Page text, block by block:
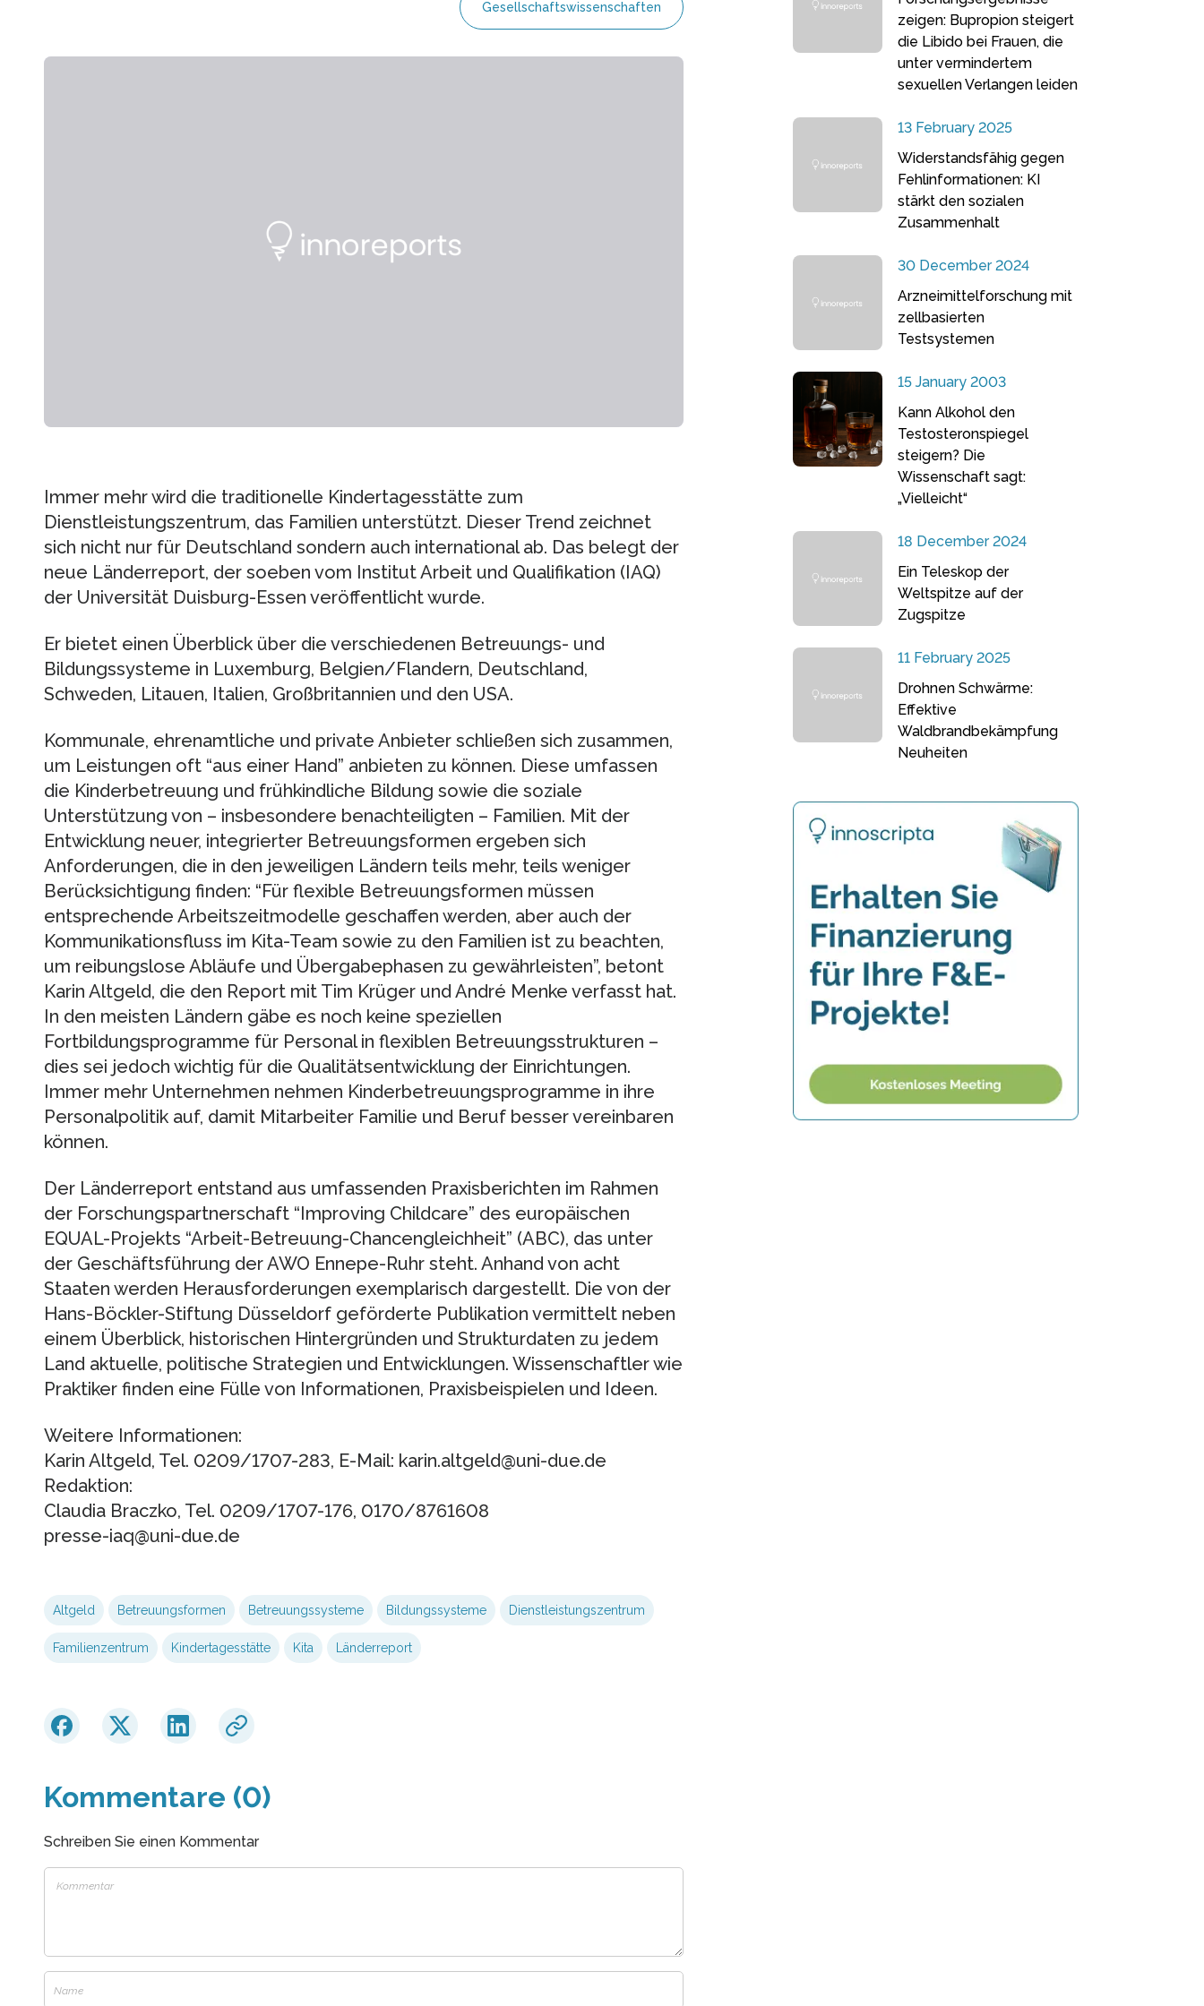
Gesellschaftswissenschaften
Immer mehr wird die traditionelle Kindertagesstätte zum
Dienstleistungszentrum, das Familien unterstützt. Dieser Trend zeichnet
sich nicht nur für Deutschland sondern auch international ab. Das belegt der
neue Länderreport, der soeben vom Institut Arbeit und Qualifikation (IAQ)
der Universität Duisburg-Essen veröffentlicht wurde.
Er bietet einen Überblick über die verschiedenen Betreuungs- und
Bildungssysteme in Luxemburg, Belgien/Flandern, Deutschland,
Schweden, Litauen, Italien, Großbritannien und den USA.
Kommunale, ehrenamtliche und private Anbieter schließen sich zusammen,
um Leistungen oft “aus einer Hand” anbieten zu können. Diese umfassen
die Kinderbetreuung und frühkindliche Bildung sowie die soziale
Unterstützung von – insbesondere benachteiligten – Familien. Mit der
Entwicklung neuer, integrierter Betreuungsformen ergeben sich
Anforderungen, die in den jeweiligen Ländern teils mehr, teils weniger
Berücksichtigung finden: “Für flexible Betreuungsformen müssen
entsprechende Arbeitszeitmodelle geschaffen werden, aber auch der
Kommunikationsfluss im Kita-Team sowie zu den Familien ist zu beachten,
um reibungslose Abläufe und Übergabephasen zu gewährleisten”, betont
Karin Altgeld, die den Report mit Tim Krüger und André Menke verfasst hat.
In den meisten Ländern gäbe es noch keine speziellen
Fortbildungsprogramme für Personal in flexiblen Betreuungsstrukturen –
dies sei jedoch wichtig für die Qualitätsentwicklung der Einrichtungen.
Immer mehr Unternehmen nehmen Kinderbetreuungsprogramme in ihre
Personalpolitik auf, damit Mitarbeiter Familie und Beruf besser vereinbaren
können.
Der Länderreport entstand aus umfassenden Praxisberichten im Rahmen
der Forschungspartnerschaft “Improving Childcare” des europäischen
EQUAL-Projekts “Arbeit-Betreuung-Chancengleichheit” (ABC), das unter
der Geschäftsführung der AWO Ennepe-Ruhr steht. Anhand von acht
Staaten werden Herausforderungen exemplarisch dargestellt. Die von der
Hans-Böckler-Stiftung Düsseldorf geförderte Publikation vermittelt neben
einem Überblick, historischen Hintergründen und Strukturdaten zu jedem
Land aktuelle, politische Strategien und Entwicklungen. Wissenschaftler wie
Praktiker finden eine Fülle von Informationen, Praxisbeispielen und Ideen.
Weitere Informationen:
Karin Altgeld, Tel. 0209/1707-283, E-Mail: karin.altgeld@uni-due.de
Redaktion:
Claudia Braczko, Tel. 0209/1707-176, 0170/8761608
presse-iaq@uni-due.de
Altgeld Betreuungsformen Betreuungssysteme Bildungssysteme Dienstleistungszentrum
Familienzentrum Kindertagesstätte Kita Länderreport
Kommentare (0)
Schreiben Sie einen Kommentar
zeigen: Bupropion steigert
die Libido bei Frauen, die
unter vermindertem
sexuellen Verlangen leiden
13 February 2025
Widerstandsfähig gegen
Fehlinformationen: KI
stärkt den sozialen
Zusammenhalt
30 December 2024
Arzneimittelforschung mit
zellbasierten
Testsystemen
15 January 2003
Kann Alkohol den
Testosteronspiegel
steigern? Die
Wissenschaft sagt:
„Vielleicht“
18 December 2024
Ein Teleskop der
Weltspitze auf der
Zugspitze
11 February 2025
Drohnen Schwärme:
Effektive
Waldbrandbekämpfung
Neuheiten